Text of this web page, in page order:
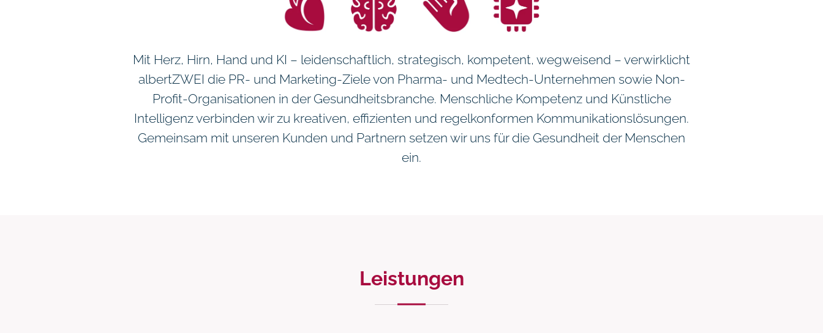
Mit Herz, Hirn, Hand und KI – leidenschaftlich, strategisch, kompetent, wegweisend – verwirklicht
albertZWEI die PR- und Marketing-Ziele von Pharma- und Medtech-Unternehmen sowie Non-
Profit-Organisationen in der Gesundheitsbranche. Menschliche Kompetenz und Künstliche
Intelligenz verbinden wir zu kreativen, effizienten und regelkonformen Kommunikationslösungen.
Gemeinsam mit unseren Kunden und Partnern setzen wir uns für die Gesundheit der Menschen
ein.
Leistungen